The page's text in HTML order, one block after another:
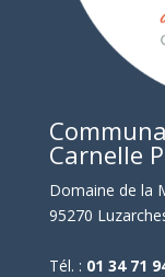
Carnelle
Domaine de la
95270
Tél. : 01 34 71